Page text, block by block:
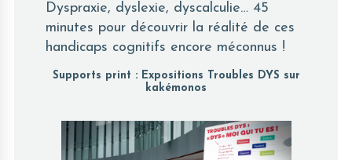
Dyspraxie, dyslexie, dyscalculie… 45
minutes pour découvrir la réalité de ces
handicaps cognitifs encore méconnus !
Supports print : Expositions Troubles DYS sur
kakémonos